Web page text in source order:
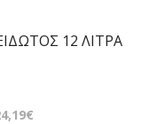
12 ΛΙΤΡΑ